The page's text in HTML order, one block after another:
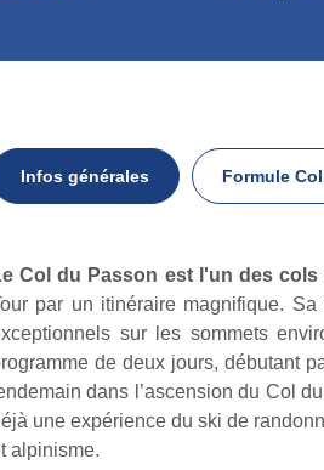
Infos générales Formule
Col du Passon est l'un des
par un itinéraire magnifique.
sur les sommets
de deux jours, débutant
dans l’ascension du Col
une expérience du ski de
alpinisme.